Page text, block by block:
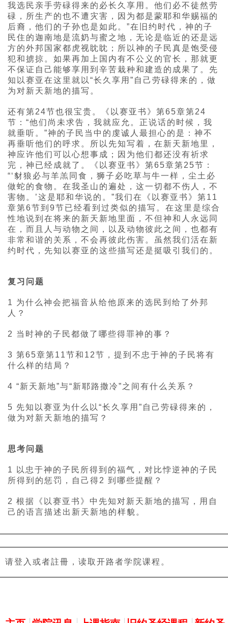
我选民亲手劳碌得来的必长久享用。他们必不徒然劳
碌，所生产的也不遭灾害，因为都是蒙耶和华赐福的
后裔，他们的子孙也是如此。”在旧约时代，神的子
民住的迦南地是流奶与蜜之地，无论是临近的还是远
方的外邦国家都虎视眈眈；所以神的子民真是饱受侵
犯和掳掠。如果再加上国内有不公义的官长，那就更
不保证自己能够享用到辛苦栽种和建造的成果了。先
知以赛亚在这里就以“长久享用”自己劳碌得来的，做
为对新天新地的描写。
还有第24节也很宝贵。《以赛亚书》第65章第24
节：“他们尚未求告，我就应允。正说话的时候，我
就垂听。”神的子民当中的虔诚人最担心的是：神不
再垂听他们的呼求。所以先知写着，在新天新地里，
神应许他们可以心想事成；因为他们都还没有祈求
完，神已经成就了。《以赛亚书》第65章第25节：
“‘豺狼必与羊羔同食，狮子必吃草与牛一样，尘土必
做蛇的食物。在我圣山的遍处，这一切都不伤人，不
害物。’这是耶和华说的。”我们在《以赛亚书》第11
章第6节到9节已经看到过类似的描写。在这里是综合
性地说到在将来的新天新地里面，不但神和人永远同
在，而且人与动物之间，以及动物彼此之间，也都有
非常和谐的关系，不会再彼此伤害。虽然我们活在新
约时代，先知以赛亚的这些描写还是挺吸引我们的。
复习问题
1 为什么神会把福音从给他原来的选民到给了外邦
人？
2 当时神的子民都做了哪些得罪神的事？
3 第65章第11节和12节，提到不忠于神的子民将有
什么样的结局？
4 “新天新地”与“新耶路撒冷”之间有什么关系？
5 先知以赛亚为什么以“长久享用”自己劳碌得来的，
做为对新天新地的描写？
思考问题
1 以忠于神的子民所得到的福气，对比悖逆神的子民
所得到的惩罚，自己得2 到哪些提醒？
2 根据《以赛亚书》中先知对新天新地的描写，用自
己的语言描述出新天新地的样貌。
请登入或者註冊，读取开路者学院课程。